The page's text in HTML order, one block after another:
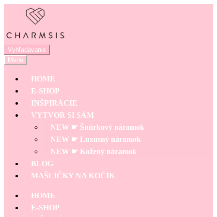
Preskočiť
navigáciu
Preskočiť
Hľadať:
Vyhľadávanie
Menu
HOME
E-SHOP
INŠPIRÁCIE
VYTVOR SI SÁM
NEW ☛ Šnúrkový náramok
NEW ☛ Luxusný náramok
NEW ☛ Kožený náramok
BLOG
MAŠLIČKY NA KOČÍK
HOME
E-SHOP